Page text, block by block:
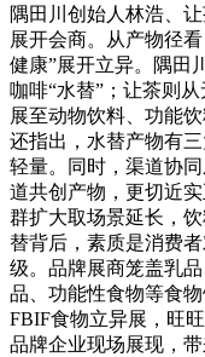
隅田川创始人林浩、
展开会商。从产物径
健康”展开立异。隅田
咖啡“水替”；让茶则
展至动物饮料、功能
还指出，水替产物有
轻量。同时，渠道协
道共创产物，更切近
群扩大取场景延长，
替背后，素质是消费
级。品牌展商笼盖乳
品、功能性食物等食
FBIF食物立异展，旺
品牌企业现场展现，